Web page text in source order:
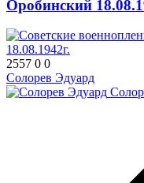
Оробинский
2557 0 0
Солорев Эдуард